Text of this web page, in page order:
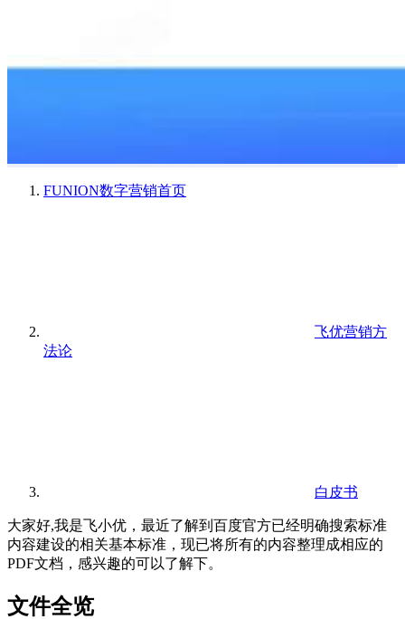
FUNION数字营销首页
飞优营销方
法论
白皮书
大家好,我是飞小优，最近了解到百度官方已经明确搜索标准
内容建设的相关基本标准，现已将所有的内容整理成相应的
PDF文档，感兴趣的可以了解下。
文件全览